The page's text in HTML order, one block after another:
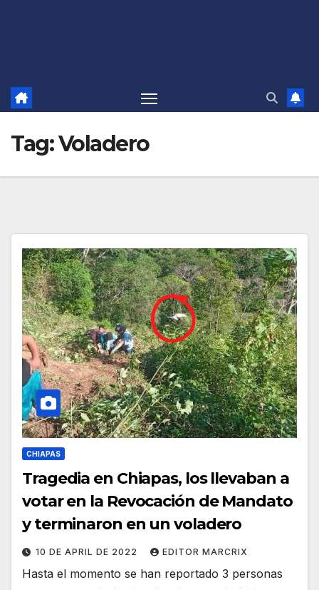
Tag:Voladero
CHIAPAS
Tragedia en Chiapas, los llevaban a
votar en la Revocación de Mandato
y terminaron en un voladero
10 DE APRIL DE 2022 EDITOR MARCRIX
Hasta el momento se han reportado 3 personas